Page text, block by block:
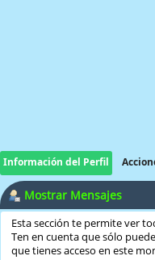
Información del Perfil
Mostrar Mensajes
Esta sección te permite ver
Ten en cuenta que sólo
que tienes acceso en este